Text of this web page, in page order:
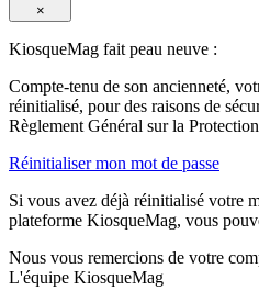
×
KiosqueMag fait peau neuve :
Compte-tenu de son ancienneté,
réinitialisé, pour des raisons de
Règlement Général sur la
Réinitialiser mon mot de passe
Si vous avez déjà réinitialisé votre
plateforme KiosqueMag, vous
Nous vous remercions de votre
L'équipe KiosqueMag